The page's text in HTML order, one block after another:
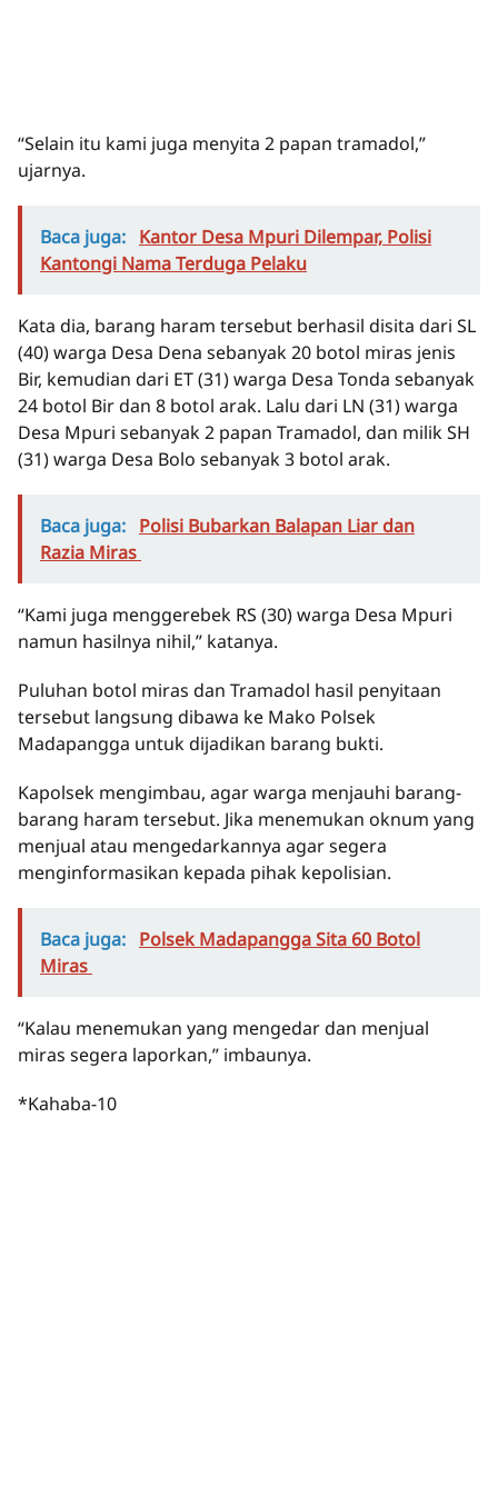
“Selain itu kami juga menyita 2 papan tramadol,”
ujarnya.
Baca juga: Kantor Desa Mpuri Dilempar, Polisi
Kantongi Nama Terduga Pelaku
Kata dia, barang haram tersebut berhasil disita dari SL
(40) warga Desa Dena sebanyak 20 botol miras jenis
Bir, kemudian dari ET (31) warga Desa Tonda sebanyak
24 botol Bir dan 8 botol arak. Lalu dari LN (31) warga
Desa Mpuri sebanyak 2 papan Tramadol, dan milik SH
(31) warga Desa Bolo sebanyak 3 botol arak.
Baca juga: Polisi Bubarkan Balapan Liar dan
Razia Miras
“Kami juga menggerebek RS (30) warga Desa Mpuri
namun hasilnya nihil,” katanya.
Puluhan botol miras dan Tramadol hasil penyitaan
tersebut langsung dibawa ke Mako Polsek
Madapangga untuk dijadikan barang bukti.
Kapolsek mengimbau, agar warga menjauhi barang-
barang haram tersebut. Jika menemukan oknum yang
menjual atau mengedarkannya agar segera
menginformasikan kepada pihak kepolisian.
Baca juga: Polsek Madapangga Sita 60 Botol
Miras
“Kalau menemukan yang mengedar dan menjual
miras segera laporkan,” imbaunya.
*Kahaba-10